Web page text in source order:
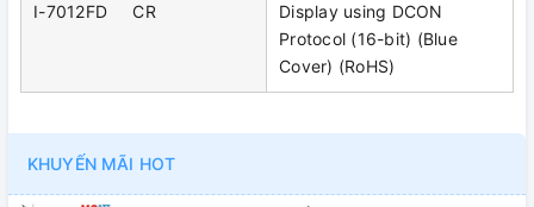
I-7012FD CR
Display using DCON
Protocol (16-bit) (Blue
Cover) (RoHS)
KHUYẾN MÃI HOT